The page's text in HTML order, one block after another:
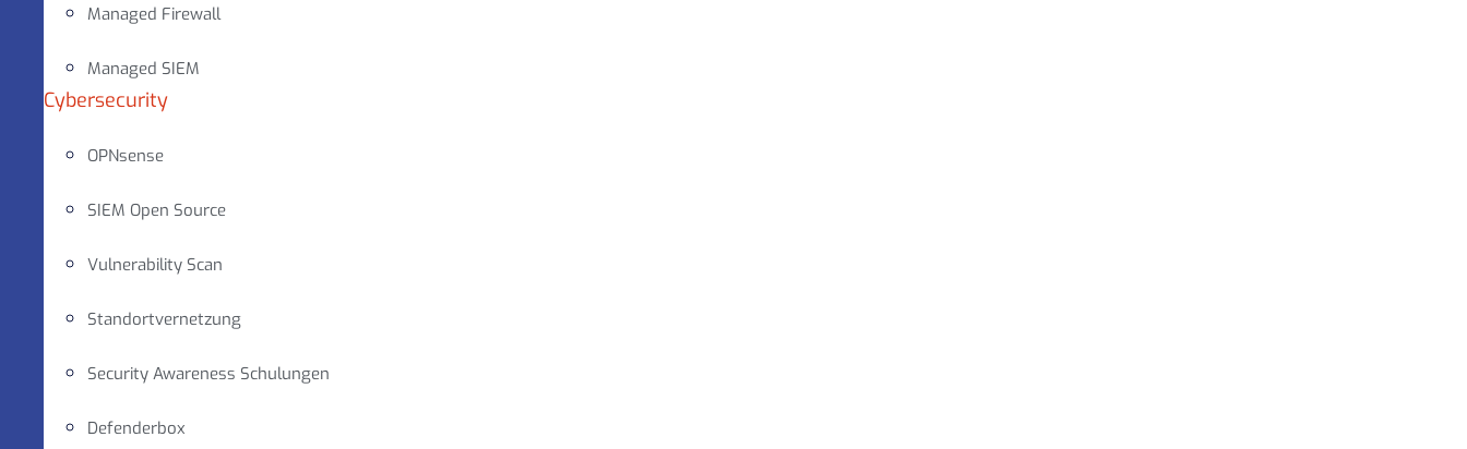
Managed Firewall
Managed SIEM
Cybersecurity
OPNsense
SIEM Open Source
Vulnerability Scan
Standortvernetzung
Security Awareness Schulungen
Defenderbox